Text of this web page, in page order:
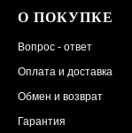
О ПОКУПКЕ
Вопрос - ответ
Оплата и доставка
Обмен и возврат
Гарантия